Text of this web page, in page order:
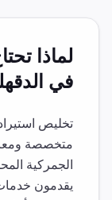
لماذا
في
تخليص
متخصصة
الجمركية
يقدمون